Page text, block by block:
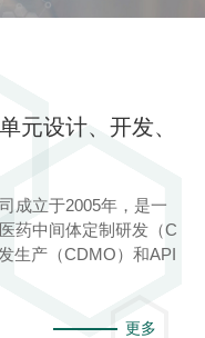
元设计、开发、
成立于2005年，是一
药中间体定制研发（C
生产（CDMO）和API
更多